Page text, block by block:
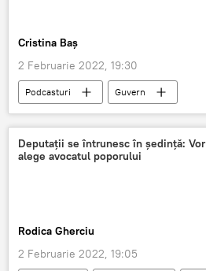
Cristina Baș
2 Februarie 2022, 19:30
Podcasturi
Guvern
Moțiune de cenzură
PSRM
motiune de cenzura
Parlament
Deputații se întrunesc în ședință: Vor
alege avocatul poporului
Rodica Gherciu
2 Februarie 2022, 19:05